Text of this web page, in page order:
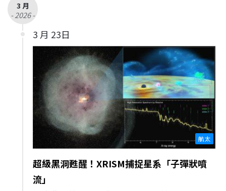
3 月
- 2026 -
3 月 23日
航太
超級黑洞甦醒！XRISM捕捉星系「子彈狀噴
流」